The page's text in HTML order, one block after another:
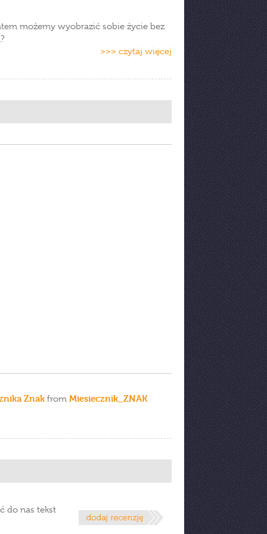
możemy wyobrazić sobie życie bez
>>> czytaj więcej
Znak from Miesiecznik_ZNAK
do nas tekst